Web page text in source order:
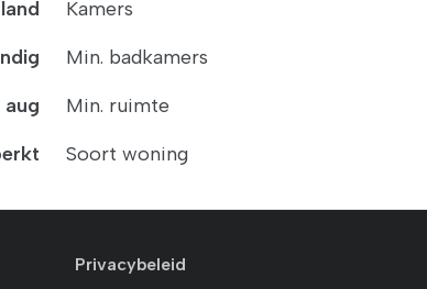
aug
Kamers
Min. badkamers
Min. ruimte
Soort woning
Privacybeleid